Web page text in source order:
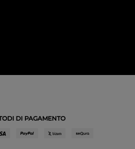
DI PAGAMENTO